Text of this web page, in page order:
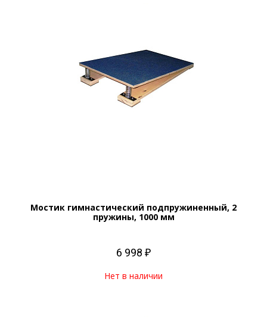
Мостик гимнастический подпружиненный, 2
пружины, 1000 мм
6 998 ₽
Нет в наличии